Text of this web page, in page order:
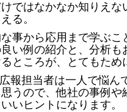
ではなかなか知りえな
る。
事から応用まで学ぶこ
い例の紹介と、分析も
ところが、とてもため
報担当者は一人で悩ん
うので、他社の事例や
いヒントになります。